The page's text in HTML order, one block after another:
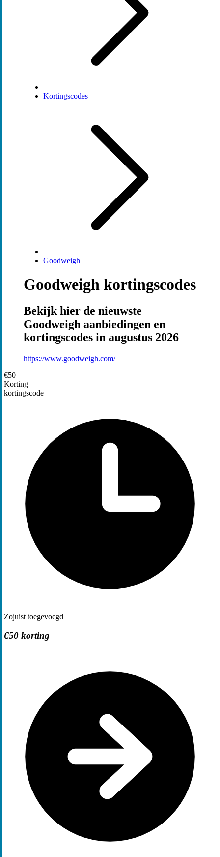
Kortingscodes
Goodweigh
Goodweigh kortingscodes
Bekijk hier de nieuwste
Goodweigh aanbiedingen en
kortingscodes in augustus 2026
https://www.goodweigh.com/
€50
Korting
kortingscode
Zojuist toegevoegd
€50 korting